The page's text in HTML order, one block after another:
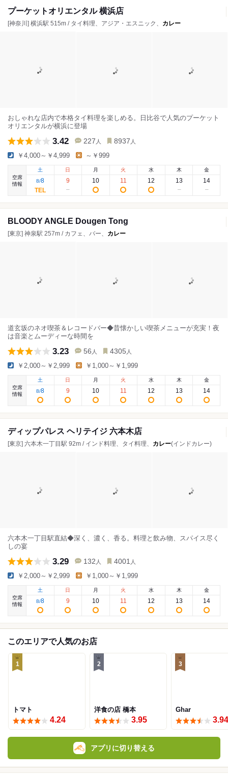
プーケットオリエンタル 横浜店
[神奈川] 横浜駅 515m / タイ料理、アジア・エスニック、 カレー
おしゃれな店内で本格タイ料理を楽しめる。日比谷で人気のプーケット
オリエンタルが横浜に登場
3.42 227 人 8937 人
￥4,000～￥4,999 ～￥999
空席
情報
土
8/8
日
9
月
10
火
11
水
12
木
13
金
14
BLOODY ANGLE Dougen Tong
[東京] 神泉駅 257m / カフェ、バー、 カレー
道玄坂のネオ喫茶＆レコードバー◆昔懐かしい喫茶メニューが充実！夜
は音楽とムーディーな時間を
3.23 56 人 4305 人
￥2,000～￥2,999 ￥1,000～￥1,999
空席
情報
土
8/8
日
9
月
10
火
11
水
12
木
13
金
14
ディップパレス ヘリテイジ 六本木店
[東京] 六本木一丁目駅 92m / インド料理、タイ料理、 カレー(インドカレー)
六本木一丁目駅直結◆深く、濃く、香る。料理と飲み物、スパイス尽く
しの宴
3.29 132 人 4001 人
￥2,000～￥2,999 ￥1,000～￥1,999
空席
情報
土
8/8
日
9
月
10
火
11
水
12
木
13
金
14
このエリアで人気のお店
1
トマト
4.24
2
洋食の店 橋本
3.95
3
Ghar
3.94
アプリに切り替える